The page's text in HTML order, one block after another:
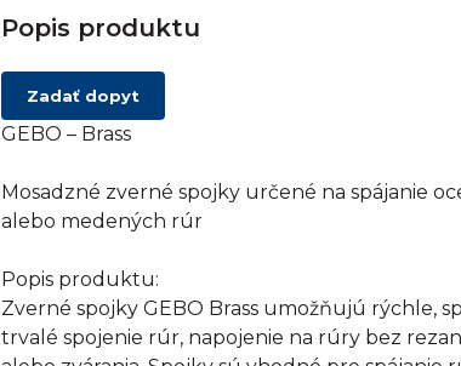
Popis produktu
Zadať dopyt
GEBO – Brass
Mosadzné zverné spojky určené na spájanie
alebo medených rúr
Popis produktu:
Zverné spojky GEBO Brass umožňujú rýchle,
trvalé spojenie rúr, napojenie na rúry bez